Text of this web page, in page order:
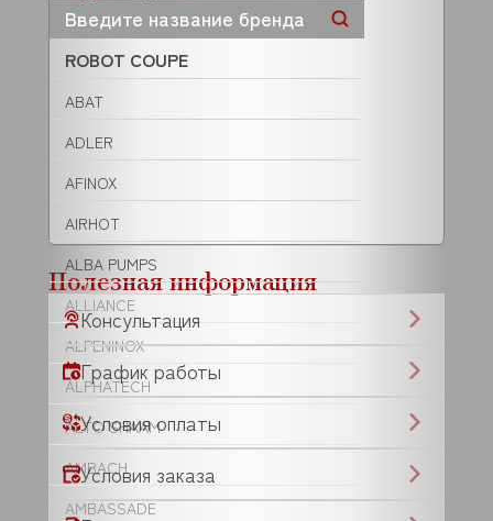
ROBOT COUPE
ABAT
ADLER
AFINOX
AIRHOT
ALBA PUMPS
ALLIANCE
ALPENINOX
ALPHATECH
ALTO SHAAM
AMBACH
AMBASSADE
Полезная информация
Консультация
График работы
Условия оплаты
Условия заказа